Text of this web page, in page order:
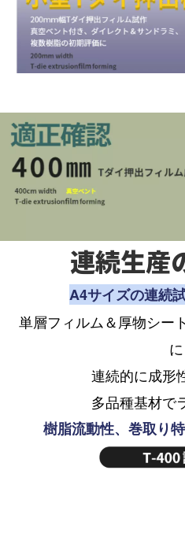
連続生産
A4サイズの連続
単層フィルム＆厚物シー
に
連続的に成形
多品種基材で
樹脂流動性、巻取り